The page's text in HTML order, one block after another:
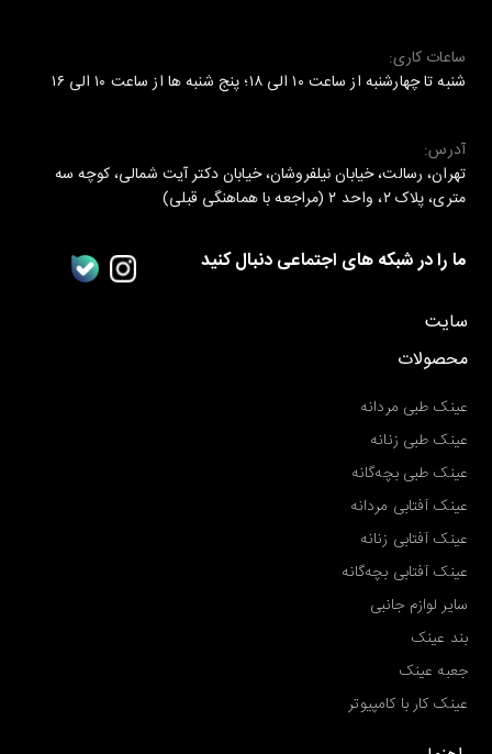
ساعات کاری:
شنبه تا چهارشنبه از ساعت ۱۰ الی ۱۸؛ پنج شنبه ها از ساعت ۱۰ الی ۱۶
آدرس:
تهران، رسالت، خیابان نیلفروشان، خیابان دکتر آیت شمالی، کوچه سه
متری، پلاک ۲، واحد ۲ (مراجعه با هماهنگی قبلی)
ما را در شبکه های اجتماعی دنبال کنید
سایت
محصولات
عینک طبی مردانه
عینک طبی زنانه
عینک طبی بچه‌گانه
عینک آفتابی مردانه
عینک آفتابی زنانه
عینک آفتابی بچه‌گانه
سایر لوازم جانبی
بند عینک
جعبه عینک
عینک کار با کامپیوتر